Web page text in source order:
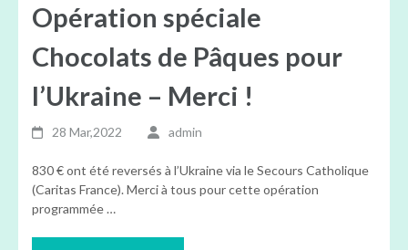
Opération spéciale
Chocolats de Pâques pour
l’Ukraine – Merci !
28 Mar,2022 admin
830 € ont été reversés à l’Ukraine via le Secours Catholique
(Caritas France). Merci à tous pour cette opération
programmée …